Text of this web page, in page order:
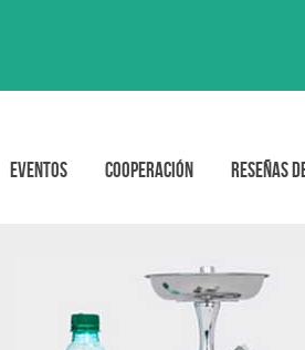
Eventos Cooperación Reseñas